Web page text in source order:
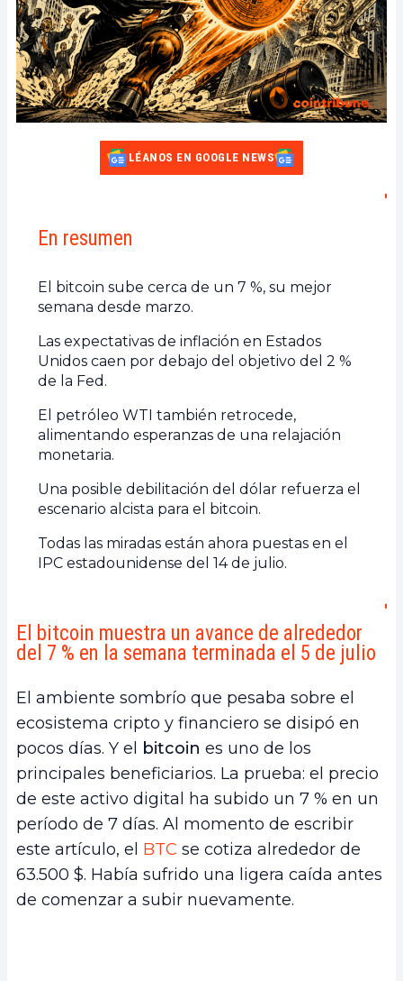
LÉANOS EN GOOGLE NEWS
En resumen
El bitcoin sube cerca de un 7 %, su mejor
semana desde marzo.
Las expectativas de inflación en Estados
Unidos caen por debajo del objetivo del 2 %
de la Fed.
El petróleo WTI también retrocede,
alimentando esperanzas de una relajación
monetaria.
Una posible debilitación del dólar refuerza el
escenario alcista para el bitcoin.
Todas las miradas están ahora puestas en el
IPC estadounidense del 14 de julio.
El bitcoin muestra un avance de alrededor
del 7 % en la semana terminada el 5 de julio
El ambiente sombrío que pesaba sobre el
ecosistema cripto y financiero se disipó en
pocos días. Y el
bitcoin es uno de los
principales beneficiarios. La prueba: el precio
de este activo digital ha subido un 7 % en un
período de 7 días. Al momento de escribir
este artículo, el BTC se cotiza alrededor de
63.500 $. Había sufrido una ligera caída antes
de comenzar a subir nuevamente.